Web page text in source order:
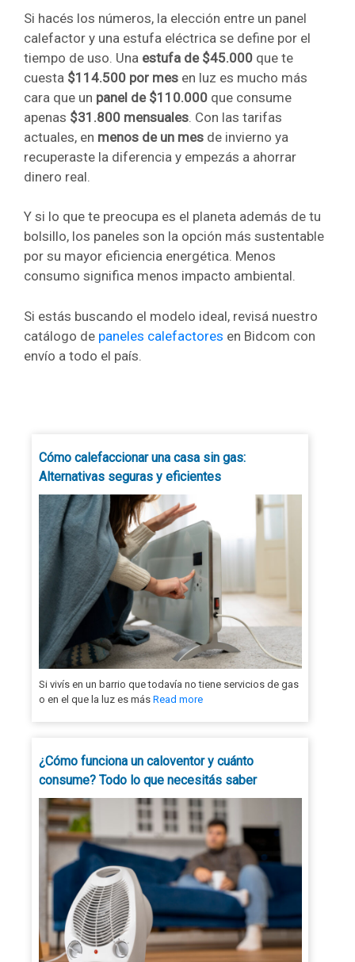
Si hacés los números, la elección entre un panel
calefactor y una estufa eléctrica se define por el
tiempo de uso. Una estufa de $45.000 que te
cuesta $114.500 por mes en luz es mucho más
cara que un panel de $110.000 que consume
apenas $31.800 mensuales. Con las tarifas
actuales, en menos de un mes de invierno ya
recuperaste la diferencia y empezás a ahorrar
dinero real.
Y si lo que te preocupa es el planeta además de tu
bolsillo, los paneles son la opción más sustentable
por su mayor eficiencia energética. Menos
consumo significa menos impacto ambiental.
Si estás buscando el modelo ideal, revisá nuestro
catálogo de paneles calefactores en Bidcom con
envío a todo el país.
Cómo calefaccionar una casa sin gas:
Alternativas seguras y eficientes
Si vivís en un barrio que todavía no tiene servicios de gas
o en el que la luz es más Read more
¿Cómo funciona un caloventor y cuánto
consume? Todo lo que necesitás saber